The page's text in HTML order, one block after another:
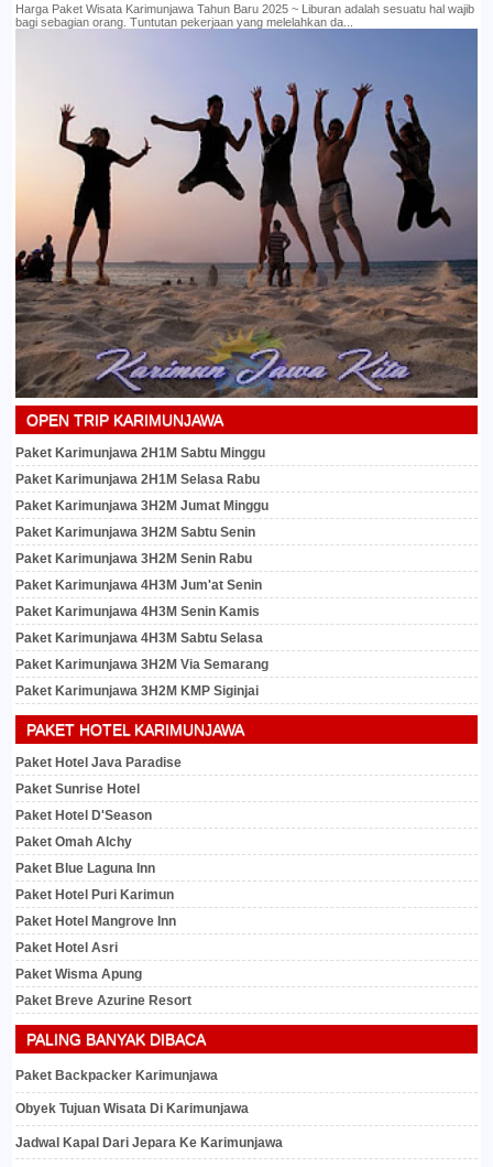
Harga Paket Wisata Karimunjawa Tahun Baru 2025 ~ Liburan adalah sesuatu hal wajib
bagi sebagian orang. Tuntutan pekerjaan yang melelahkan da...
OPEN TRIP KARIMUNJAWA
Paket Karimunjawa 2H1M Sabtu Minggu
Paket Karimunjawa 2H1M Selasa Rabu
Paket Karimunjawa 3H2M Jumat Minggu
Paket Karimunjawa 3H2M Sabtu Senin
Paket Karimunjawa 3H2M Senin Rabu
Paket Karimunjawa 4H3M Jum'at Senin
Paket Karimunjawa 4H3M Senin Kamis
Paket Karimunjawa 4H3M Sabtu Selasa
Paket Karimunjawa 3H2M Via Semarang
Paket Karimunjawa 3H2M KMP Siginjai
PAKET HOTEL KARIMUNJAWA
Paket Hotel Java Paradise
Paket Sunrise Hotel
Paket Hotel D'Season
Paket Omah Alchy
Paket Blue Laguna Inn
Paket Hotel Puri Karimun
Paket Hotel Mangrove Inn
Paket Hotel Asri
Paket Wisma Apung
Paket Breve Azurine Resort
PALING BANYAK DIBACA
Paket Backpacker Karimunjawa
Obyek Tujuan Wisata Di Karimunjawa
Jadwal Kapal Dari Jepara Ke Karimunjawa